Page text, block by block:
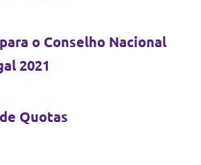
o Conselho Nacional
2021
Quotas